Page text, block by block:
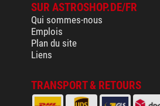
SUR ASTROSHOP.DE/FR
Qui sommes-nous
Emplois
Plan du site
Liens
TRANSPORT & RETOURS